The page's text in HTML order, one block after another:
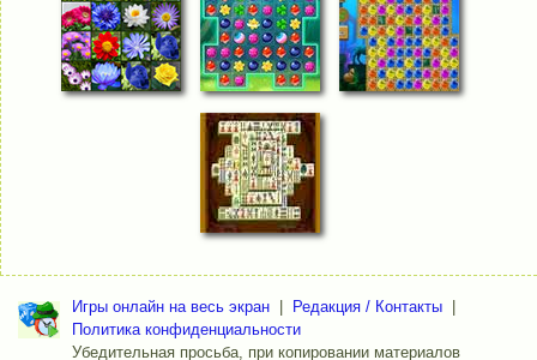
Игры онлайн на весь экран Редакция / Контакты
Политика конфиденциальности
Убедительная просьба, при копировании материалов